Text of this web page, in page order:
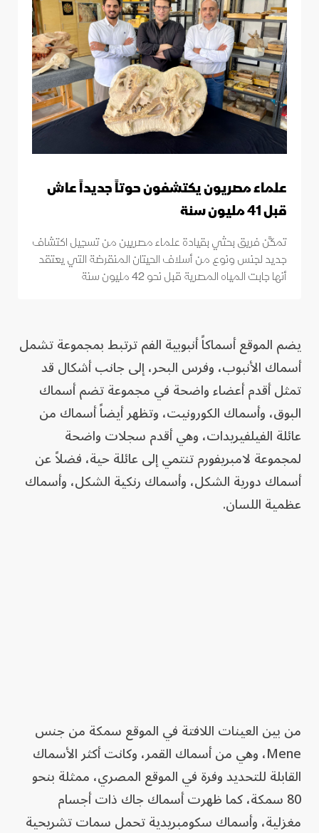
علماء مصريون يكتشفون حوتاً جديداً عاش
قبل 41 مليون سنة
تمكَّن فريق بحثي بقيادة علماء مصريين من تسجيل اكتشاف
جديد لجنس ونوع من أسلاف الحيتان المنقرضة التي يعتقد
أنها جابت المياه المصرية قبل نحو 42 مليون سنة
يضم الموقع أسماكاً أنبوبية الفم ترتبط بمجموعة تشمل
أسماك الأنبوب، وفرس البحر، إلى جانب أشكال قد
تمثل أقدم أعضاء واضحة في مجموعة تضم أسماك
البوق، وأسماك الكورونيت، وتظهر أيضاً أسماك من
عائلة الفيلفيريدات، وهي أقدم سجلات واضحة
لمجموعة لامبريفورم تنتمي إلى عائلة حية، فضلاً عن
أسماك دورية الشكل، وأسماك رنكية الشكل، وأسماك
عظمية اللسان.
من بين العينات اللافتة في الموقع سمكة من جنس
Mene، وهي من أسماك القمر، وكانت أكثر الأسماك
القابلة للتحديد وفرة في الموقع المصري، ممثلة بنحو
80 سمكة، كما ظهرت أسماك جاك ذات أجسام
مغزلية، وأسماك سكومبريدية تحمل سمات تشريحية